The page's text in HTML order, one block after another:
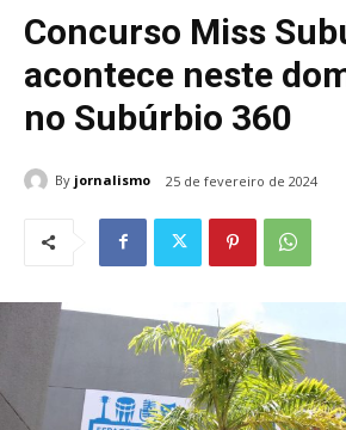
Concurso Miss
acontece neste
no Subúrbio 360
By jornalismo 25 de fevereiro de 2024